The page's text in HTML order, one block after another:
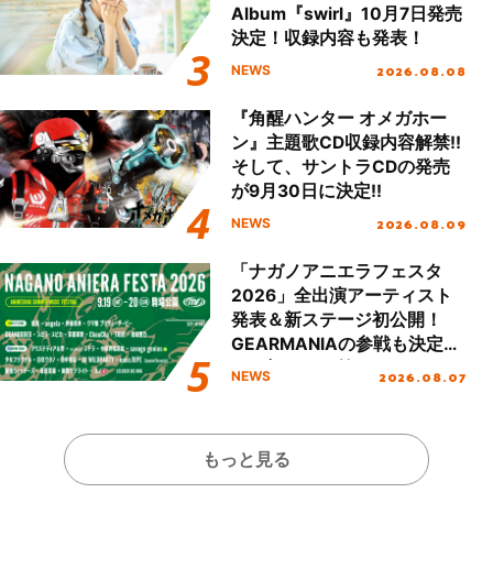
Album『swirl』10月7日発売
決定！収録内容も発表！
NEWS 2026.08.08
『角醒ハンター オメガホー
ン』主題歌CD収録内容解禁!!
そして、サントラCDの発売
が9月30日に決定!!
NEWS 2026.08.09
「ナガノアニエラフェスタ
2026」全出演アーティスト
発表＆新ステージ初公開！
GEARMANIAの参戦も決定
し、初となる第3ステージの
NEWS 2026.08.07
もっと見る